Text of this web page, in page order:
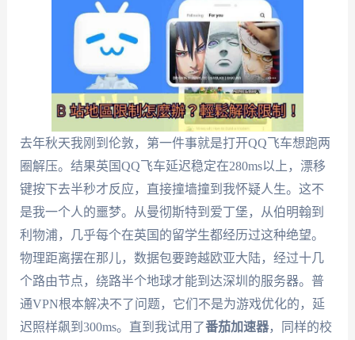
去年秋天我刚到伦敦，第一件事就是打开QQ飞车想跑两
圈解压。结果英国QQ飞车延迟稳定在280ms以上，漂移
键按下去半秒才反应，直接撞墙撞到我怀疑人生。这不
是我一个人的噩梦。从曼彻斯特到爱丁堡，从伯明翰到
利物浦，几乎每个在英国的留学生都经历过这种绝望。
物理距离摆在那儿，数据包要跨越欧亚大陆，经过十几
个路由节点，绕路半个地球才能到达深圳的服务器。普
通VPN根本解决不了问题，它们不是为游戏优化的，延
迟照样飙到300ms。直到我试用了番茄加速器，同样的校